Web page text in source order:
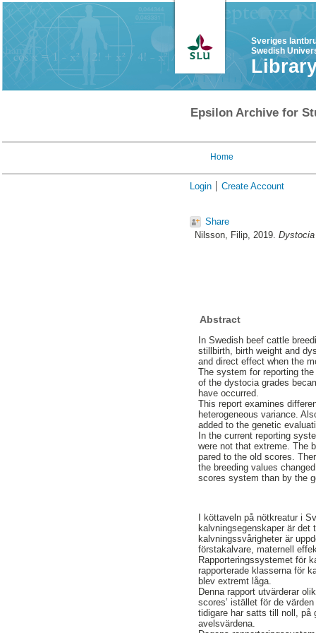
Sveriges
Swedish
Epsilon Archive for
Home
Login Create Account
Share
Nilsson, Filip, 2019.
Abstract
In Swedish beef cattle
stillbirth, birth weight and
and direct effect when the
The system for reporting
of the dystocia grades
have occurred.
This report examines
heterogeneous variance.
added to the genetic
In the current reporting
were not that extreme. The
pared to the old scores.
the breeding values
scores system than by the
I köttaveln på nötkreatur i
kalvningsegenskaper är det
kalvningssvårigheter är
förstakalvare, maternell
Rapporteringssystemet för
rapporterade klasserna för
blev extremt låga.
Denna rapport utvärderar
scores’ istället för de
tidigare har satts till noll, på
avelsvärdena.